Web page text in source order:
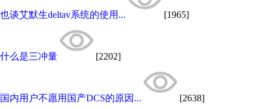
也谈艾默生deltav系统的使用... [1965]
什么是三冲量 [2202]
国内用户不愿用国产DCS的原因... [2638]